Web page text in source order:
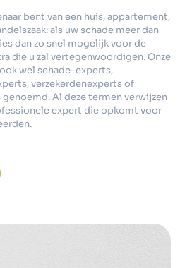
bent van een huis, appartement,
als uw schade meer dan
dan zo snel mogelijk voor de
die u zal vertegenwoordigen. Onze
wel schade-experts,
verzekerdenexperts of
Al deze termen verwijzen
expert die opkomt voor